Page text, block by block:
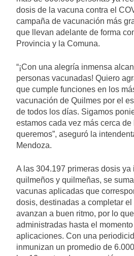
dosis de la vacuna contra el
campaña de vacunación más
que llevan adelante de forma
Provincia y la Comuna.
“¡Con una alegría inmensa
personas vacunadas! Quiero
que cumple funciones en los
vacunación de Quilmes por el
de todos los días. Sigamos
estamos cada vez más cerca
queremos”, aseguró la
Mendoza.
A las 304.197 primeras dosis ya
quilmeños y quilmeñas, se
vacunas aplicadas que
dosis, destinadas a completar
avanzan a buen ritmo, por lo
administradas hasta el
aplicaciones. Con una
inmunizan un promedio de